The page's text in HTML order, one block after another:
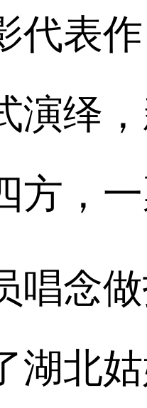
代表
演绎
方，
念做
湖北